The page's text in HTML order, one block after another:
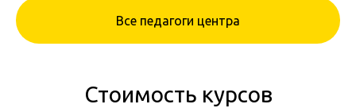
Все педагоги центра
Стоимость курсов